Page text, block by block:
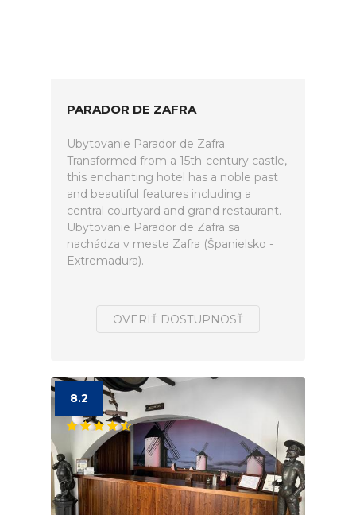
PARADOR DE ZAFRA
Ubytovanie Parador de Zafra.
Transformed from a 15th-century castle,
this enchanting hotel has a noble past
and beautiful features including a
central courtyard and grand restaurant.
Ubytovanie Parador de Zafra sa
nachádza v meste Zafra (Španielsko -
Extremadura).
OVERIŤ DOSTUPNOSŤ
8.2